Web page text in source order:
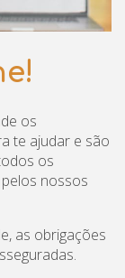
os
te ajudar e são
os
nossos
as obrigações